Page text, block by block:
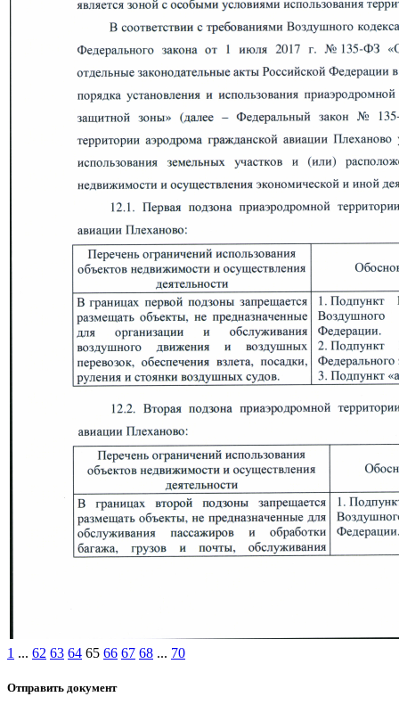
1 ... 62 63 64 65 66 67 68 ... 70
Отправить документ